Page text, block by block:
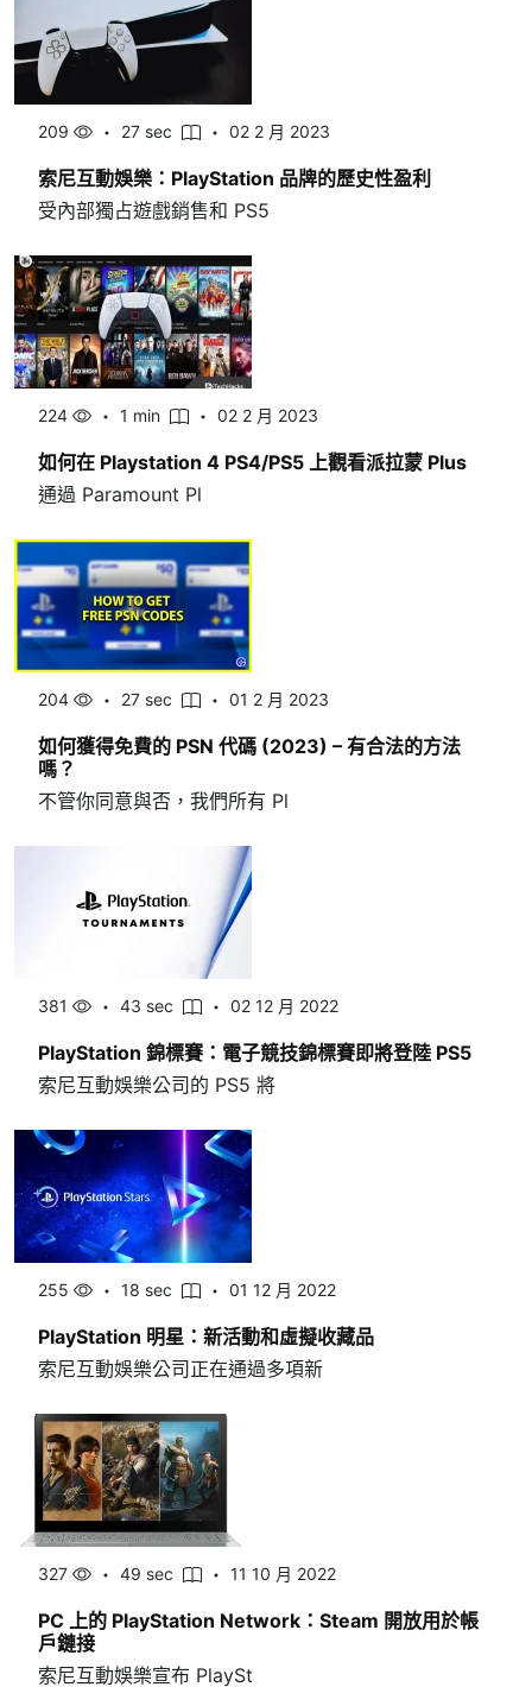
209 27 sec 02 2 月 2023
索尼互動娛樂：PlayStation 品牌的歷史性盈利
受內部獨占遊戲銷售和 PS5
224 1 min 02 2 月 2023
如何在 Playstation 4 PS4/PS5 上觀看派拉蒙 Plus
通過 Paramount Pl
204 27 sec 01 2 月 2023
如何獲得免費的 PSN 代碼 (2023) – 有合法的方法
嗎？
不管你同意與否，我們所有 Pl
381 43 sec 02 12 月 2022
PlayStation 錦標賽：電子競技錦標賽即將登陸 PS5
索尼互動娛樂公司的 PS5 將
255 18 sec 01 12 月 2022
PlayStation 明星：新活動和虛擬收藏品
索尼互動娛樂公司正在通過多項新
327 49 sec 11 10 月 2022
PC 上的 PlayStation Network：Steam 開放用於帳
戶鏈接
索尼互動娛樂宣布 PlaySt